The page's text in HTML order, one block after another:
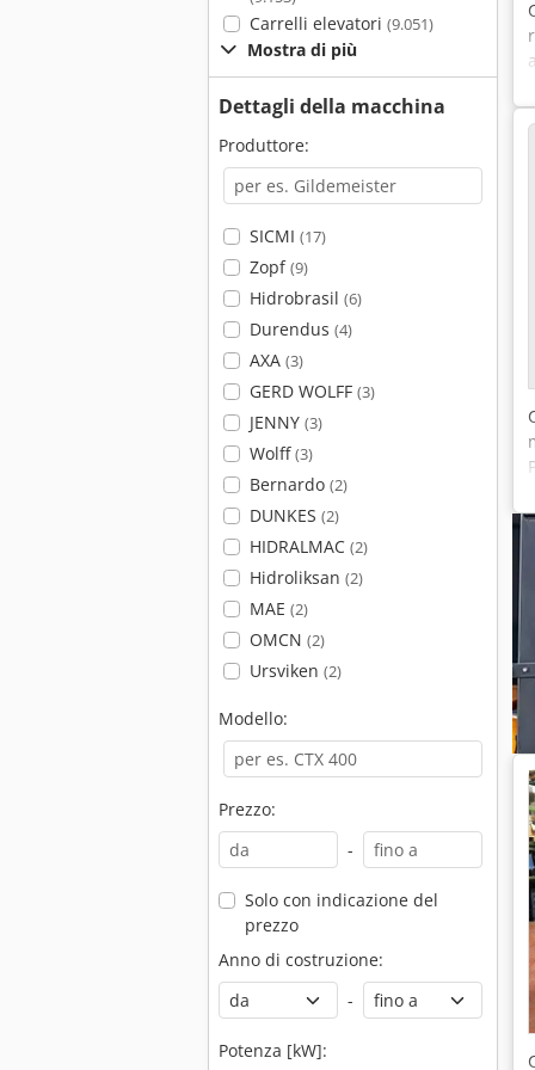
Carrelli elevatori (9.051)
Mostra di più
Dettagli della macchina
Produttore:
SICMI (17)
Zopf(9)
Hidrobrasil (6)
Durendus (4)
AXA (3)
GERD WOLFF (3)
JENNY (3)
Wolff(3)
Bernardo (2)
DUNKES (2)
HIDRALMAC (2)
Hidroliksan (2)
MAE (2)
OMCN (2)
Ursviken (2)
Modello:
Prezzo:
-
Solo con indicazione del
prezzo
Anno di costruzione:
-
Potenza [kW]: